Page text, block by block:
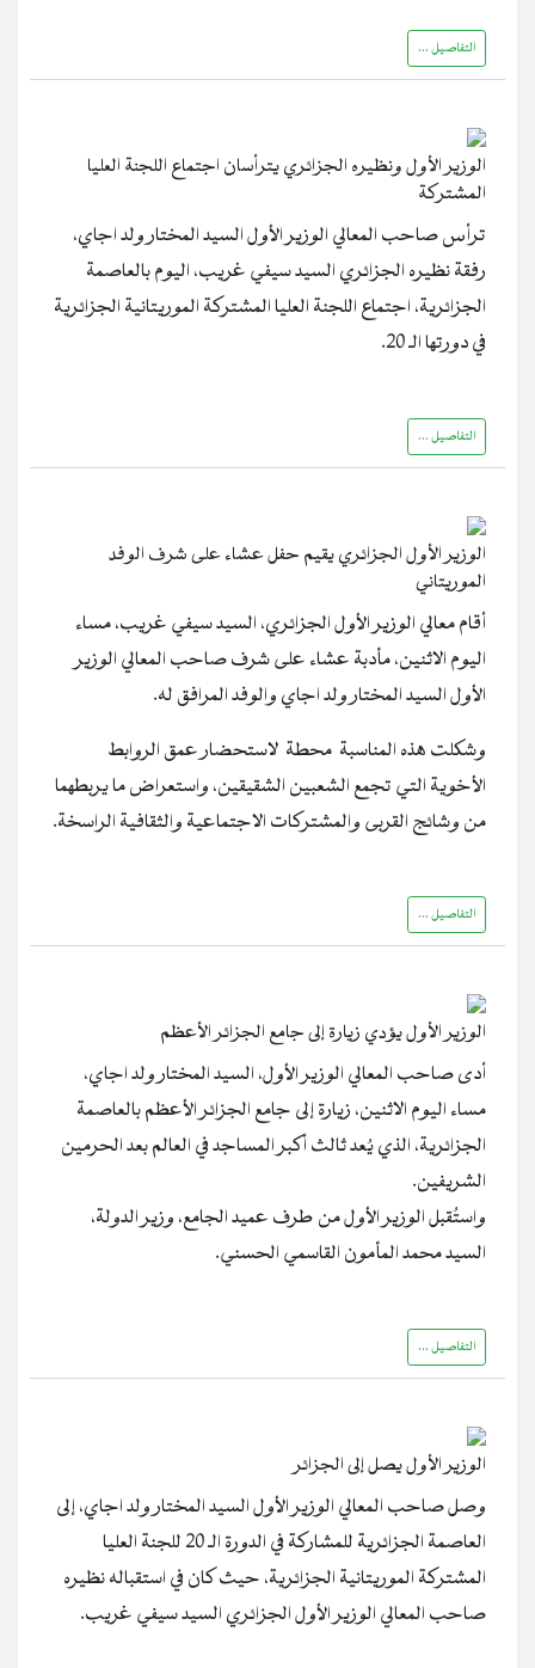
التفاصيل ...
الوزير الأول ونظيره الجزائري يترأسان اجتماع اللجنة العليا
المشتركة
ترأس صاحب المعالي الوزير الأول السيد المختار ولد اجاي،
رفقة نظيره الجزائري السيد سيفي غريب، اليوم بالعاصمة
الجزائرية، اجتماع اللجنة العليا المشتركة الموريتانية الجزائرية
في دورتها الـ 20.
التفاصيل ...
الوزير الأول الجزائري يقيم حفل عشاء على شرف الوفد
الموريتاني
أقام معالي الوزير الأول الجزائري، السيد سيفي غريب، مساء
اليوم الاثنين، مأدبة عشاء على شرف صاحب المعالي الوزير
الأول السيد المختار ولد اجاي والوفد المرافق له.
وشكلت هذه المناسبة محطة لاستحضار عمق الروابط
الأخوية التي تجمع الشعبين الشقيقين، واستعراض ما يربطهما
من وشائج القربى والمشتركات الاجتماعية والثقافية الراسخة.
التفاصيل ...
الوزير الأول يؤدي زيارة إلى جامع الجزائر الأعظم
أدى صاحب المعالي الوزير الأول، السيد المختار ولد اجاي،
مساء اليوم الاثنين، زيارة إلى جامع الجزائر الأعظم بالعاصمة
الجزائرية، الذي يُعد ثالث أكبر المساجد في العالم بعد الحرمين
الشريفين.
واستُقبل الوزير الأول من طرف عميد الجامع، وزير الدولة،
السيد محمد المأمون القاسمي الحسني.
التفاصيل ...
الوزير الأول يصل إلى الجزائر
وصل صاحب المعالي الوزير الأول السيد المختار ولد اجاي، إلى
العاصمة الجزائرية للمشاركة في الدورة الـ 20 للجنة العليا
المشتركة الموريتانية الجزائرية، حيث كان في استقباله نظيره
صاحب المعالي الوزير الأول الجزائري السيد سيفي غريب.